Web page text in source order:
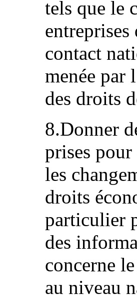
tels que le
contact
menée par
des droits
8.Donner
prises
les
droits
particulier
des
concerne
au niveau